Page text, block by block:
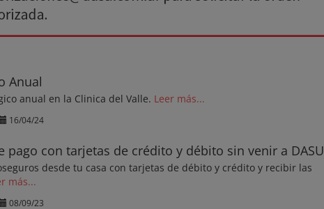
Anual
anual en la Clinica del Valle. Leer más...
16/04/24
pago con tarjetas de crédito y débito sin venir a DASU
desde tu casa con tarjetas de débito y crédito y recibir las
más...
08/09/23